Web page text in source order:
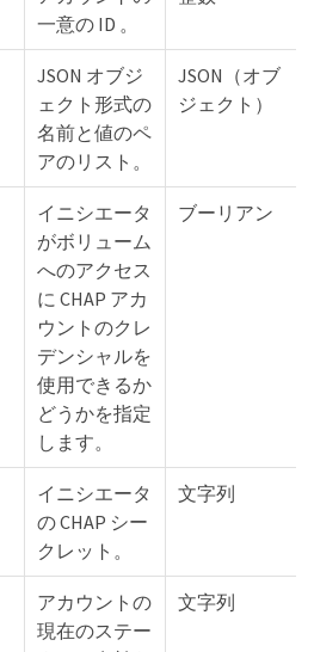
一意の ID 。
JSON オブジ
ェクト形式の
名前と値のペ
アのリスト。
JSON（オブ
ジェクト）
イニシエータ
がボリューム
へのアクセス
に CHAP アカ
ウントのクレ
デンシャルを
使用できるか
どうかを指定
します。
ブーリアン
イニシエータ
の CHAP シー
クレット。
文字列
アカウントの
現在のステー
文字列